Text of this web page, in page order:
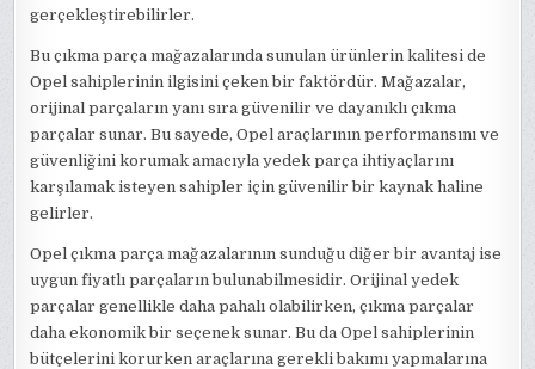
gerçekleştirebilirler.
Bu çıkma parça mağazalarında sunulan ürünlerin kalitesi de
Opel sahiplerinin ilgisini çeken bir faktördür. Mağazalar,
orijinal parçaların yanı sıra güvenilir ve dayanıklı çıkma
parçalar sunar. Bu sayede, Opel araçlarının performansını ve
güvenliğini korumak amacıyla yedek parça ihtiyaçlarını
karşılamak isteyen sahipler için güvenilir bir kaynak haline
gelirler.
Opel çıkma parça mağazalarının sunduğu diğer bir avantaj ise
uygun fiyatlı parçaların bulunabilmesidir. Orijinal yedek
parçalar genellikle daha pahalı olabilirken, çıkma parçalar
daha ekonomik bir seçenek sunar. Bu da Opel sahiplerinin
bütçelerini korurken araçlarına gerekli bakımı yapmalarına